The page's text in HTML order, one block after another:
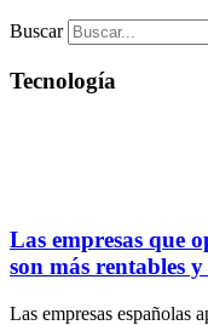
Buscar
Tecnología
Las empresas que
son más rentables y
Las empresas españolas